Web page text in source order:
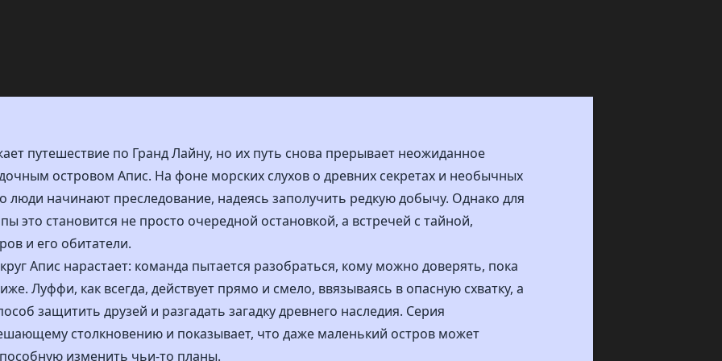
путешествие по Гранд Лайну, но их путь снова прерывает неожиданное
островом Апис. На фоне морских слухов о древних секретах и необычных
люди начинают преследование, надеясь заполучить редкую добычу. Однако для
это становится не просто очередной остановкой, а встречей с тайной,
и его обитатели.
Апис нарастает: команда пытается разобраться, кому можно доверять, пока
Луффи, как всегда, действует прямо и смело, ввязываясь в опасную схватку, а
защитить друзей и разгадать загадку древнего наследия. Серия
столкновению и показывает, что даже маленький остров может
изменить чьи-то планы.